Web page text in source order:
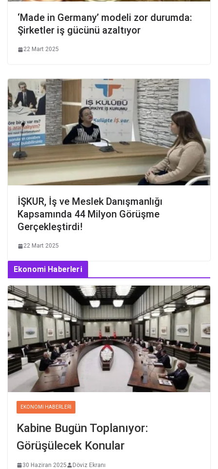
‘Made in Germany’ modeli zor durumda:
Şirketler iş gücünü azaltıyor
22 Mart 2025
İŞKUR, İş ve Meslek Danışmanlığı
Kapsamında 44 Milyon Görüşme
Gerçekleştirdi!
22 Mart 2025
Ekonomi Haberleri
EKONOMI HABERLERI
Kabine Bugün Toplanıyor:
Görüşülecek Konular
30 Haziran 2025 Döviz Ekranı